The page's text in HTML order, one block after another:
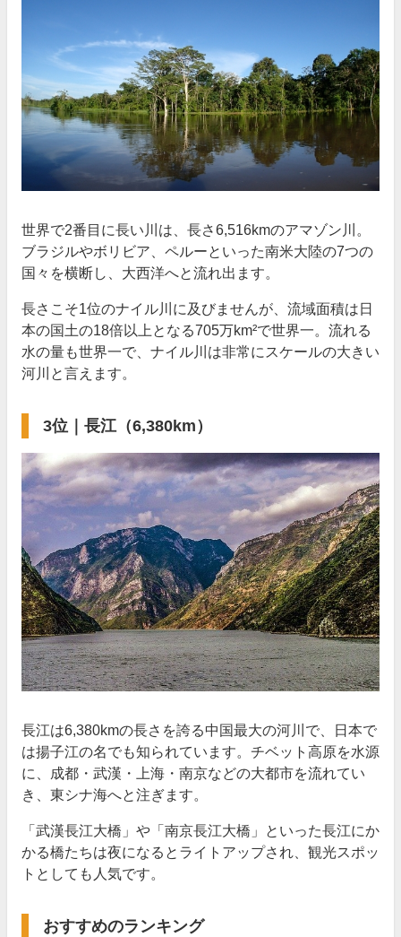
世界で2番目に長い川は、長さ6,516kmのアマゾン川。
ブラジルやボリビア、ペルーといった南米大陸の7つの
国々を横断し、大西洋へと流れ出ます。
長さこそ1位のナイル川に及びませんが、流域面積は日
本の国土の18倍以上となる705万km²で世界一。流れる
水の量も世界一で、ナイル川は非常にスケールの大きい
河川と言えます。
3位｜長江（6,380km）
長江は6,380kmの長さを誇る中国最大の河川で、日本で
は揚子江の名でも知られています。チベット高原を水源
に、成都・武漢・上海・南京などの大都市を流れてい
き、東シナ海へと注ぎます。
「武漢長江大橋」や「南京長江大橋」といった長江にか
かる橋たちは夜になるとライトアップされ、観光スポッ
トとしても人気です。
おすすめのランキング